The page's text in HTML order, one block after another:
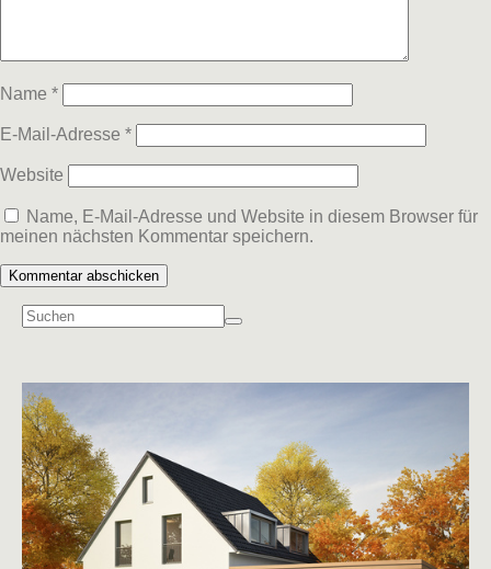
Name *
E-Mail-Adresse *
Website
Name, E-Mail-Adresse und Website in diesem Browser für
meinen nächsten Kommentar speichern.